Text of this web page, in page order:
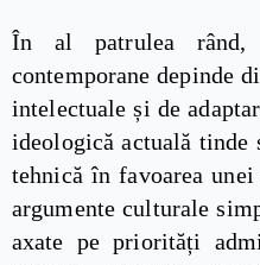
În al patrulea rând,
contemporane depinde
intelectuale și de
ideologică actuală tinde
tehnică în favoarea
argumente culturale
axate pe priorități